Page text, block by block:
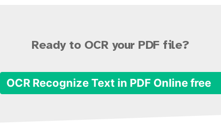
Ready to OCR your PDF file?
OCR Recognize Text in PDF Online free